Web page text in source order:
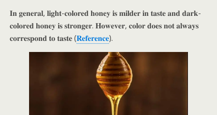
𝐈𝐧 𝐠𝐞𝐧𝐞𝐫𝐚𝐥, 𝐥𝐢𝐠𝐡𝐭-𝐜𝐨𝐥𝐨𝐫𝐞𝐝 𝐡𝐨𝐧𝐞𝐲 𝐢𝐬 𝐦𝐢𝐥𝐝𝐞𝐫 𝐢𝐧 𝐭𝐚𝐬𝐭𝐞 𝐚𝐧𝐝 𝐝𝐚𝐫𝐤-
𝐜𝐨𝐥𝐨𝐫𝐞𝐝 𝐡𝐨𝐧𝐞𝐲 𝐢𝐬 𝐬𝐭𝐫𝐨𝐧𝐠𝐞𝐫. 𝐇𝐨𝐰𝐞𝐯𝐞𝐫, 𝐜𝐨𝐥𝐨𝐫 𝐝𝐨𝐞𝐬 𝐧𝐨𝐭 𝐚𝐥𝐰𝐚𝐲𝐬
𝐜𝐨𝐫𝐫𝐞𝐬𝐩𝐨𝐧𝐝 𝐭𝐨 𝐭𝐚𝐬𝐭𝐞 (𝐑𝐞𝐟𝐞𝐫𝐞𝐧𝐜𝐞).